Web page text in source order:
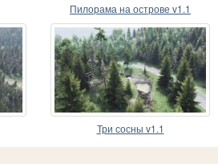
Пилорама на острове v1.1
Три сосны v1.1